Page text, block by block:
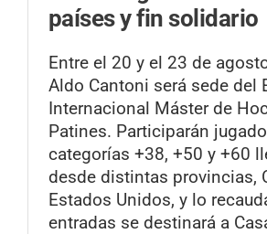
países y fin solidario
Entre el 20 y el 23 de
Aldo Cantoni será sede del
Internacional Máster de
Patines. Participarán
categorías +38, +50 y +60
desde distintas provincias,
Estados Unidos, y lo
entradas se destinará a